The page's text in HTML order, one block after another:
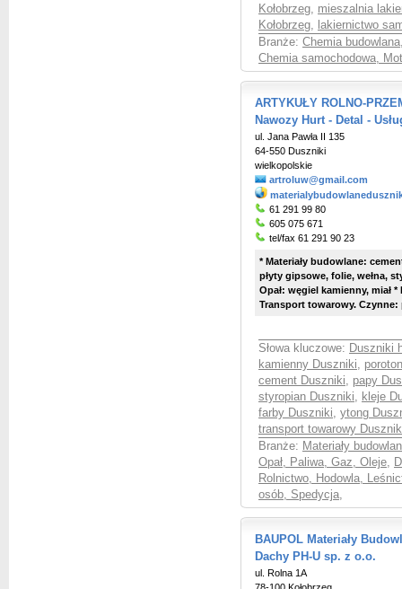
Kołobrzeg, mieszalnia
Kołobrzeg, lakiernictwo
Branże: Chemia budowlana
Chemia samochodowa,
ARTYKUŁY ROLNO-
Nawozy Hurt - Detal -
ul. Jana Pawła II 135
64-550 Duszniki
wielkopolskie
artroluw@gmail.com
61 291 99 80
605 075 671
tel/fax 61 291 90 23
* Materiały budowlane:
płyty gipsowe, folie, wełna,
Opał: węgiel kamienny, miał
Transport towarowy. Czynne:
Słowa kluczowe: Duszniki
kamienny Duszniki,
cement Duszniki, papy
styropian Duszniki, kleje
farby Duszniki, ytong
transport towarowy
Branże: Materiały
Opał, Paliwa, Gaz, Oleje,
Rolnictwo, Hodowla,
osób, Spedycja,
BAUPOL Materiały
Dachy PH-U sp. z o.o.
ul. Rolna 1A